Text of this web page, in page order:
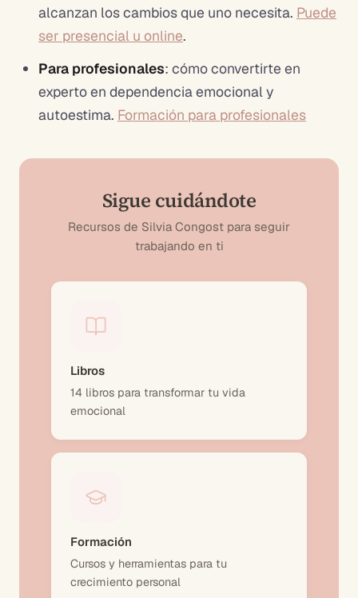
alcanzan los cambios que uno necesita. Puede
ser presencial u online.
Para profesionales: cómo convertirte en
experto en dependencia emocional y
autoestima. Formación para profesionales
Sigue cuidándote
Recursos de Silvia Congost para seguir
trabajando en ti
Libros
14 libros para transformar tu vida
emocional
Formación
Cursos y herramientas para tu
crecimiento personal